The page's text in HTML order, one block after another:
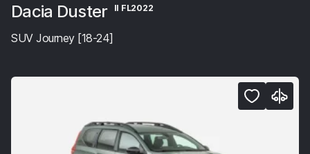
Dacia Duster II FL2022
SUV Journey [18-24]